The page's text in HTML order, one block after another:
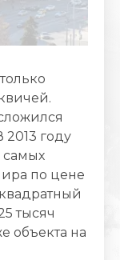
году
самых
по цене
тысяч
объекта на